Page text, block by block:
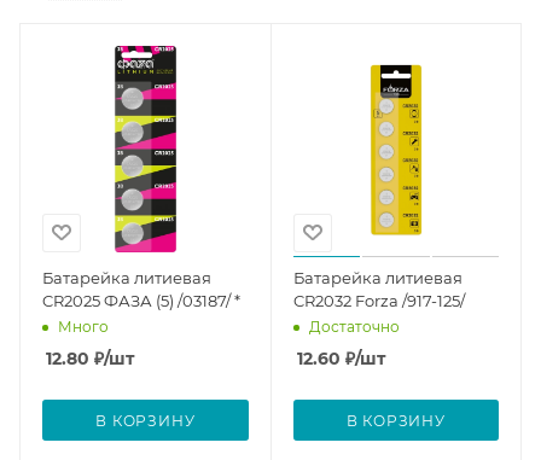
Батарейка литиевая
CR2025 ФАЗА (5) /03187/ *
Много
12.80 ₽/шт
В КОРЗИНУ
Батарейка литиевая
CR2032 Forza /917-125/
Достаточно
12.60 ₽/шт
В КОРЗИНУ